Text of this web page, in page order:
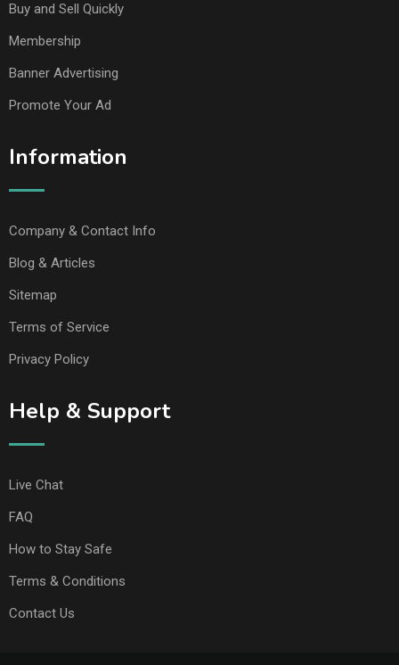
Buy and Sell Quickly
Membership
Banner Advertising
Promote Your Ad
Information
Company & Contact Info
Blog & Articles
Sitemap
Terms of Service
Privacy Policy
Help & Support
Live Chat
FAQ
How to Stay Safe
Terms & Conditions
Contact Us